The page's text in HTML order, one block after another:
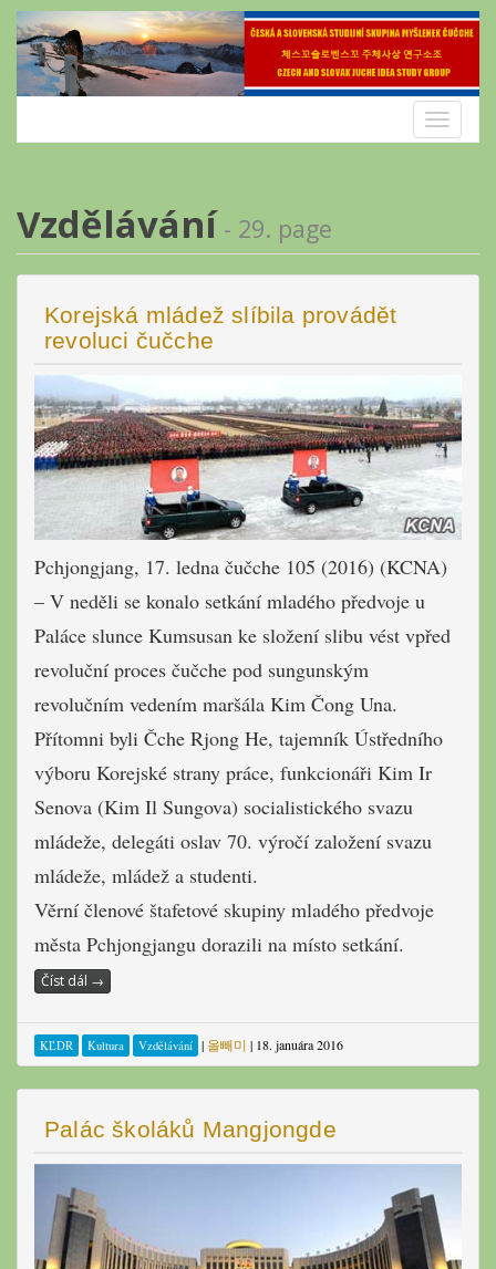
Skip
content
Toggle
Vzdělávání - 29. page
Korejská mládež slíbila provádět
revoluci čučche
Pchjongjang, 17. ledna čučche 105 (2016) (KCNA)
– V neděli se konalo setkání mladého předvoje u
Paláce slunce Kumsusan ke složení slibu vést vpřed
revoluční proces čučche pod sungunským
revolučním vedením maršála Kim Čong Una.
Přítomni byli Čche Rjong He, tajemník Ústředního
výboru Korejské strany práce, funkcionáři Kim Ir
Senova (Kim Il Sungova) socialistického svazu
mládeže, delegáti oslav 70. výročí založení svazu
mládeže, mládež a studenti.
Věrní členové štafetové skupiny mladého předvoje
města Pchjongjangu dorazili na místo setkání.
Číst dál →
KĽDR Kultura Vzdělávání | 올빼미 | 18. januára 2016
Palác školáků Mangjongde